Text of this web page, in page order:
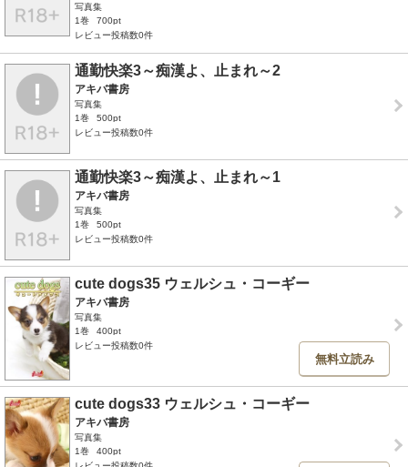
写真集
1巻
700pt
レビュー投稿数0件
通勤快楽3～痴漢よ、止まれ～2
アキバ書房
写真集
1巻
500pt
レビュー投稿数0件
通勤快楽3～痴漢よ、止まれ～1
アキバ書房
写真集
1巻
500pt
レビュー投稿数0件
cute dogs35 ウェルシュ・コーギー
アキバ書房
写真集
1巻
400pt
レビュー投稿数0件
無料立読み
cute dogs33 ウェルシュ・コーギー
アキバ書房
写真集
1巻
400pt